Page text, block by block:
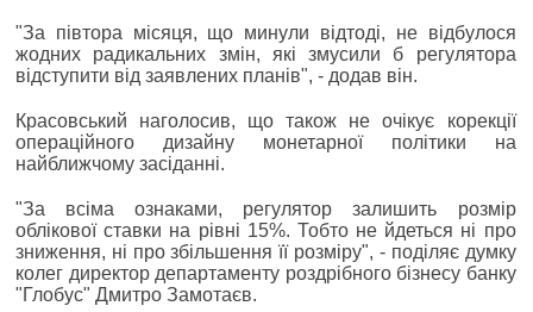
"За півтора місяця, що минули відтоді, не відбулося
жодних радикальних змін, які змусили б регулятора
відступити від заявлених планів", - додав він.
Красовський наголосив, що також не очікує корекції
операційного дизайну монетарної політики на
найближчому засіданні.
"За всіма ознаками, регулятор залишить розмір
облікової ставки на рівні 15%. Тобто не йдеться ні про
зниження, ні про збільшення її розміру", - поділяє думку
колег директор департаменту роздрібного бізнесу банку
"Глобус" Дмитро Замотаєв.